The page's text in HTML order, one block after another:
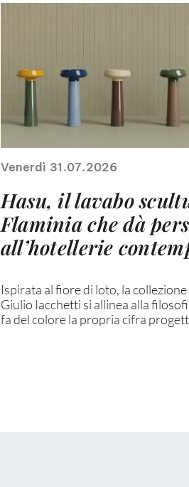
Venerdì 31.07.2026
Hasu, il lavabo
Flaminia che dà
all’hotellerie
Ispirata al fiore di loto, la
Giulio Iacchetti si allinea alla
fa del colore la propria cifra